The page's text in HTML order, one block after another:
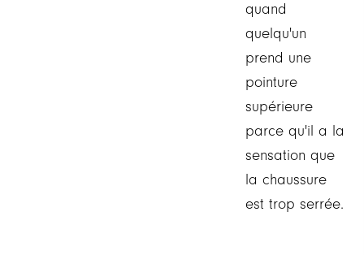
quand
quelqu'un
prend une
pointure
supérieure
parce qu'il a la
sensation que
la chaussure
est trop serrée.